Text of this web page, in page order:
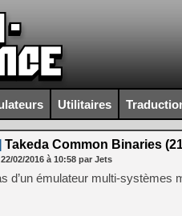
Utilitaires
Takeda Common Binaries
22/02/2016 à 10:58 par Jets
d’un émulateur multi-systèmes